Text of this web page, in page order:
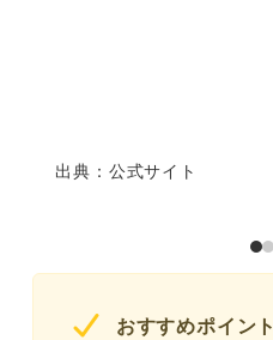
出典：公式サイト
おすすめポイント